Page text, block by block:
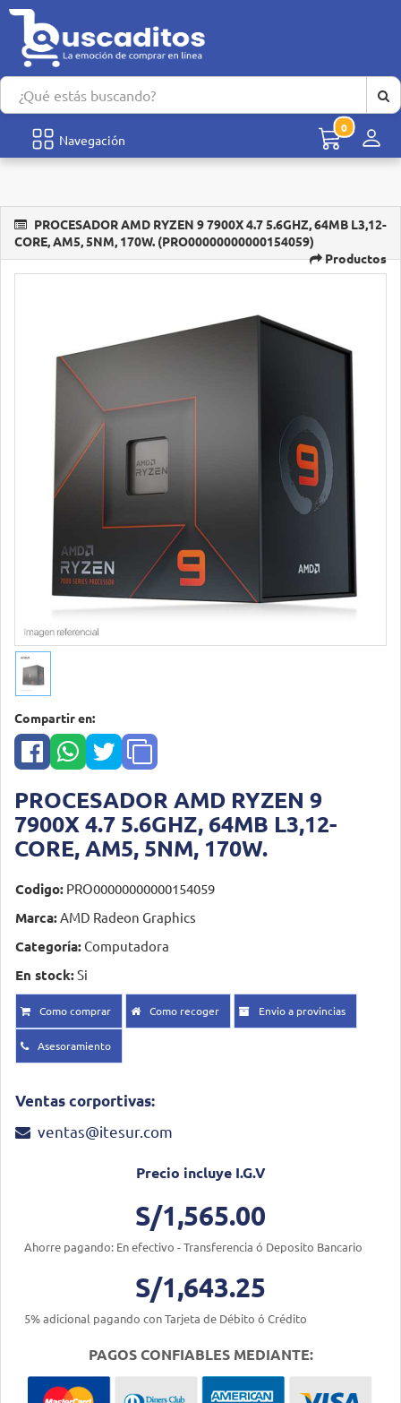
Navegación
0
PROCESADOR AMD RYZEN 9 7900X 4.7 5.6GHZ, 64MB L3,12-
CORE, AM5, 5NM, 170W. (PRO00000000000154059)
Productos
Compartir en:
PROCESADOR AMD RYZEN 9
7900X 4.7 5.6GHZ, 64MB L3,12-
CORE, AM5, 5NM, 170W.
Codigo: PRO00000000000154059
Marca:AMD Radeon Graphics
Categoría: Computadora
En stock:Si
Como comprar Como recoger Envio a provincias
Asesoramiento
Ventas corportivas:
ventas@itesur.com
Precio incluye I.G.V
S/1,565.00
Ahorre pagando: En efectivo - Transferencia ó Deposito Bancario
S/1,643.25
5% adicional pagando con Tarjeta de Débito ó Crédito
PAGOS CONFIABLES MEDIANTE: